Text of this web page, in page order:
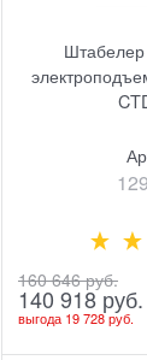
Штабелер
160 646 руб.
140 918 руб.
выгода 19 728 руб.